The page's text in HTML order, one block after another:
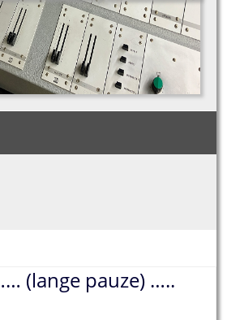
(lange pauze) …..